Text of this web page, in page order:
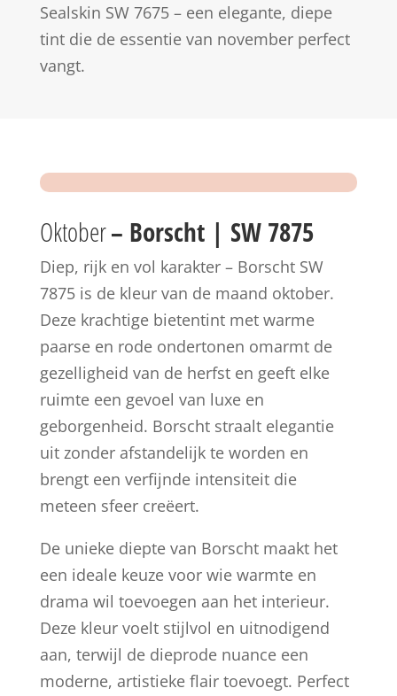
Sealskin SW 7675 – een elegante, diepe
tint die de essentie van november perfect
vangt.
Oktober– Borscht | SW 7875
Diep, rijk en vol karakter – Borscht SW
7875 is de kleur van de maand oktober.
Deze krachtige bietentint met warme
paarse en rode ondertonen omarmt de
gezelligheid van de herfst en geeft elke
ruimte een gevoel van luxe en
geborgenheid. Borscht straalt elegantie
uit zonder afstandelijk te worden en
brengt een verfijnde intensiteit die
meteen sfeer creëert.
De unieke diepte van Borscht maakt het
een ideale keuze voor wie warmte en
drama wil toevoegen aan het interieur.
Deze kleur voelt stijlvol en uitnodigend
aan, terwijl de dieprode nuance een
moderne, artistieke flair toevoegt. Perfect